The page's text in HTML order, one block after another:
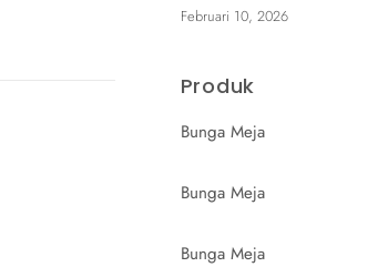
Februari 10, 2026
Produk
Bunga Meja
Bunga Meja
Bunga Meja